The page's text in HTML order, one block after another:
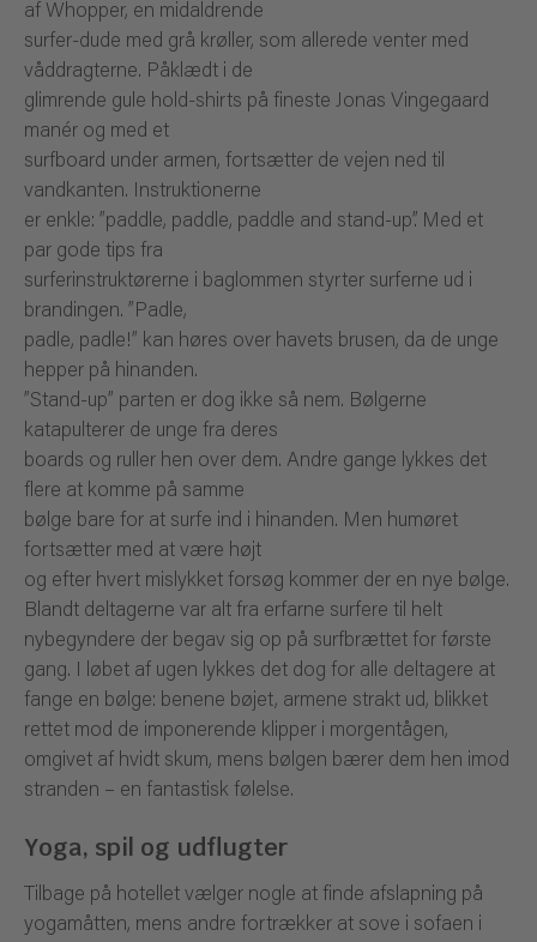
af Whopper, en midaldrende
surfer-dude med grå krøller, som allerede venter med
våddragterne. Påklædt i de
glimrende gule hold-shirts på fineste Jonas Vingegaard
manér og med et
surfboard under armen, fortsætter de vejen ned til
vandkanten. Instruktionerne
er enkle: ”paddle, paddle, paddle and stand-up”. Med et
par gode tips fra
surferinstruktørerne i baglommen styrter surferne ud i
brandingen. ”Padle,
padle, padle!” kan høres over havets brusen, da de unge
hepper på hinanden.
”Stand-up” parten er dog ikke så nem. Bølgerne
katapulterer de unge fra deres
boards og ruller hen over dem. Andre gange lykkes det
flere at komme på samme
bølge bare for at surfe ind i hinanden. Men humøret
fortsætter med at være højt
og efter hvert mislykket forsøg kommer der en nye bølge.
Blandt deltagerne var alt fra erfarne surfere til helt
nybegyndere der begav sig op på surfbrættet for første
gang. I løbet af ugen lykkes det dog for alle deltagere at
fange en bølge: benene bøjet, armene strakt ud, blikket
rettet mod de imponerende klipper i morgentågen,
omgivet af hvidt skum, mens bølgen bærer dem hen imod
stranden – en fantastisk følelse.
Yoga, spil og udflugter
Tilbage på hotellet vælger nogle at finde afslapning på
yogamåtten, mens andre fortrækker at sove i sofaen i